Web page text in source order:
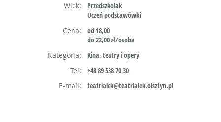
Wiek:
Przedszkolak
Uczeń podstawówki
Cena:
od 18,00
do 22,00 zł/osoba
Kategoria:
Kina, teatry i opery
Tel:
+48 89 538 70 30
E-mail:
teatrlalek@teatrlalek.olsztyn.pl